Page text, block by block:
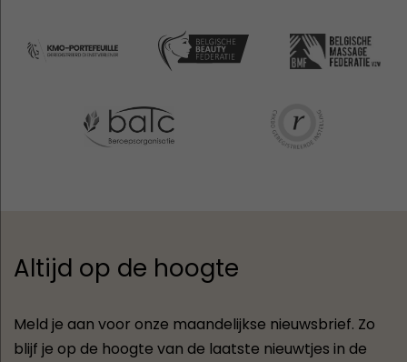
Altijd op de hoogte
Meld je aan voor onze maandelijkse nieuwsbrief. Zo
blijf je op de hoogte van de laatste nieuwtjes in de